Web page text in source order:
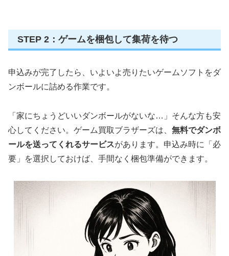
STEP 2：ゲームを梱包して集荷を待つ
申込みが完了したら、いよいよ売りたいゲームソフトをダ
ンボールに詰める作業です。
「家にちょうどいいダンボールがないな…」そんな方も安
心してください。ゲーム買取ブラザーズは、 無料でダンボ
ールを送ってくれるサービスがあります。申込み時に「必
要」を選択しておけば、手間なく梱包準備ができます。